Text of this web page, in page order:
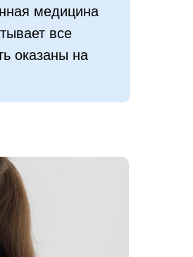
медицина
все
оказаны на